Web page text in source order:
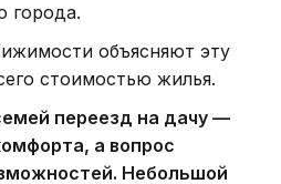
города.
объясняют эту
стоимостью жилья.
переезд на дачу —
а вопрос
Небольшой